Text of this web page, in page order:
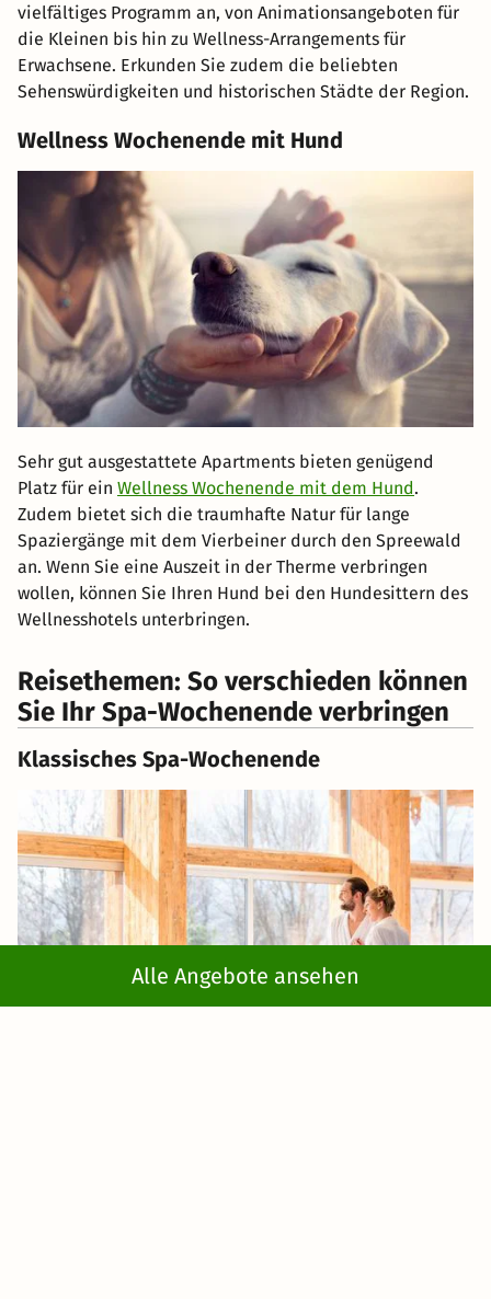
Alle Angebote ansehen
vielfältiges Programm an, von Animationsangeboten für
die Kleinen bis hin zu Wellness-Arrangements für
Erwachsene. Erkunden Sie zudem die beliebten
Sehenswürdigkeiten und historischen Städte der Region.
Wellness Wochenende mit Hund
Sehr gut ausgestattete Apartments bieten genügend
Platz für ein Wellness Wochenende mit dem Hund.
Zudem bietet sich die traumhafte Natur für lange
Spaziergänge mit dem Vierbeiner durch den Spreewald
an. Wenn Sie eine Auszeit in der Therme verbringen
wollen, können Sie Ihren Hund bei den Hundesittern des
Wellnesshotels unterbringen.
Reisethemen: So verschieden können
Sie Ihr Spa-Wochenende verbringen
Klassisches Spa-Wochenende